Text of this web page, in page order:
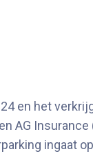
en het
AG
ingaat